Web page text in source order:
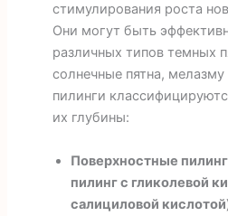
стимулирования роста
Они могут быть
различных типов темных
солнечные пятна,
пилинги
их глубины:
Поверхностные
пилинг с гликолевой
салициловой